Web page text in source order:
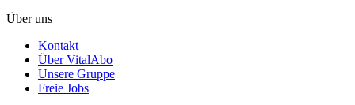
Über uns
Kontakt
Über VitalAbo
Unsere Gruppe
Freie Jobs